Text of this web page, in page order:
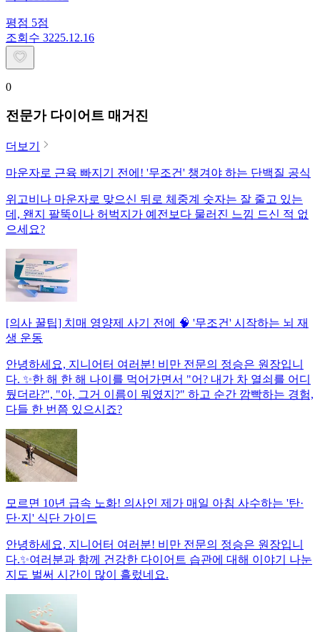
평점 5점
조회수 3225.12.16
0
전문가 다이어트 매거진
더보기
마운자로 근육 빠지기 전에! '무조건' 챙겨야 하는 단백질 공식
위고비나 마운자로 맞으신 뒤로 체중계 숫자는 잘 줄고 있는
데, 왠지 팔뚝이나 허벅지가 예전보다 물러진 느낌 드신 적 없
으세요?
[의사 꿀팁] 치매 영양제 사기 전에 🧠 '무조건' 시작하는 뇌 재
생 운동
안녕하세요, 지니어터 여러분! 비만 전문의 정승은 원장입니
다. ✨한 해 한 해 나이를 먹어가면서 "어? 내가 차 열쇠를 어디
뒀더라?", "아, 그거 이름이 뭐였지?" 하고 순간 깜빡하는 경험,
다들 한 번쯤 있으시죠?
모르면 10년 급속 노화! 의사인 제가 매일 아침 사수하는 '탄·
단·지' 식단 가이드
안녕하세요, 지니어터 여러분! 비만 전문의 정승은 원장입니
다.✨여러분과 함께 건강한 다이어트 습관에 대해 이야기 나눈
지도 벌써 시간이 많이 흘렀네요.